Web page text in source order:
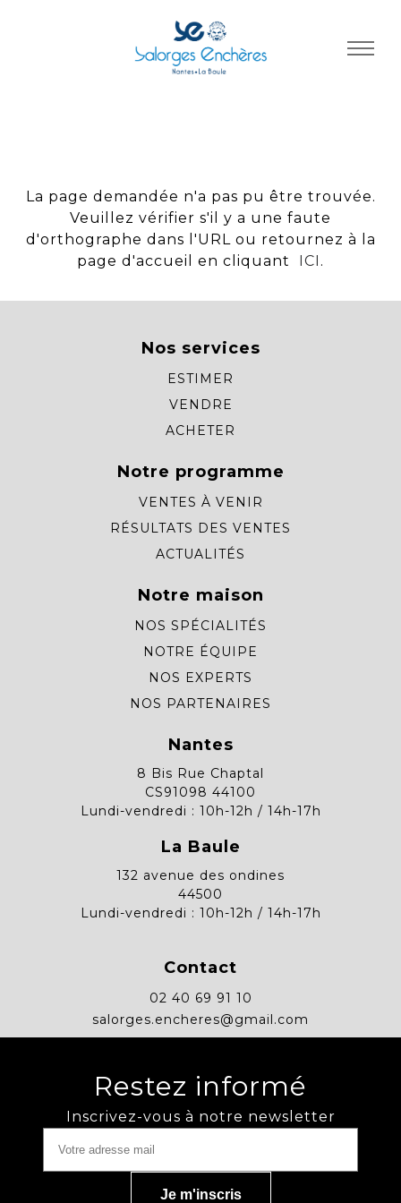
La page demandée n'a pas pu être trouvée.
Veuillez vérifier s'il y a une faute
d'orthographe dans l'URL ou retournez à la
page d'accueil en cliquant
ICI .
Nos services
ESTIMER
VENDRE
ACHETER
Notre programme
VENTES À VENIR
RÉSULTATS DES VENTES
ACTUALITÉS
Notre maison
NOS SPÉCIALITÉS
NOTRE ÉQUIPE
NOS EXPERTS
NOS PARTENAIRES
Nantes
8 Bis Rue Chaptal
CS91098 44100
Lundi-vendredi : 10h-12h / 14h-17h
La Baule
132 avenue des ondines
44500
Lundi-vendredi : 10h-12h / 14h-17h
Contact
02 40 69 91 10
salorges.encheres@gmail.com
Restez informé
Inscrivez-vous à notre newsletter